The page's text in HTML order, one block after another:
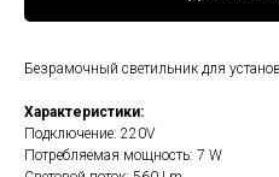
Безрамочный светильник для
Характеристики:
Подключение: 220V
Потребляемая мощность: 7 W